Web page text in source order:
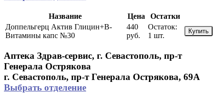
Название Цена
Остатки
Доппельгерц Актив Глицин+В-
Витамины капс №30
440
руб.
Остаток:
1 шт.
Купить
Аптека Здрав-сервис, г. Севастополь, пр-т
Генерала Острякова
г. Севастополь, пр-т Генерала Острякова, 69А
Выбрать отделение